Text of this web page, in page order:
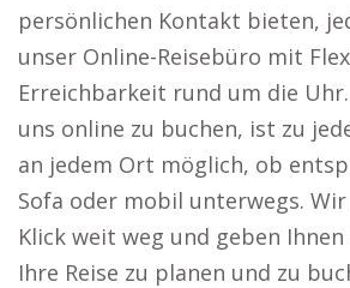
persönlichen Kontakt bieten,
unser Online-Reisebüro mit
Erreichbarkeit rund um die
uns online zu buchen, ist zu
an jedem Ort möglich, ob
Sofa oder mobil unterwegs.
Klick weit weg und geben
Ihre Reise zu planen und zu